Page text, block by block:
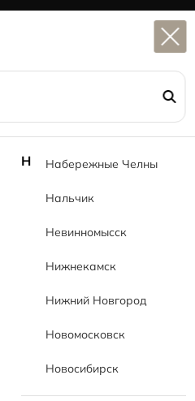
Нева серый MT Neva Gray MT
Н Набережные Челны
Нальчик
Невинномысск
Нижнекамск
Нижний Новгород
Новомосковск
Новосибирск